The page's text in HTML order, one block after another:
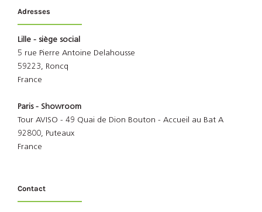
Adresses
Lille - siège social
5 rue Pierre Antoine Delahousse
59223, Roncq
France
Paris - Showroom
Tour AVISO - 49 Quai de Dion Bouton - Accueil au Bat A
92800, Puteaux
France
Contact